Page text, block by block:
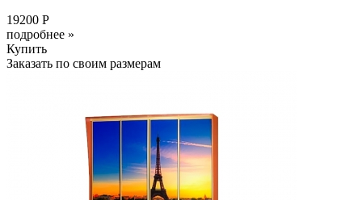
19200 Р
подробнее »
Купить
Заказать по своим размерам